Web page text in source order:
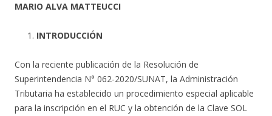
MARIO ALVA MATTEUCCI
INTRODUCCIÓN
Con la reciente publicación de la Resolución de
Superintendencia N° 062-2020/SUNAT, la Administración
Tributaria ha establecido un procedimiento especial aplicable
para la inscripción en el RUC y la obtención de la Clave SOL